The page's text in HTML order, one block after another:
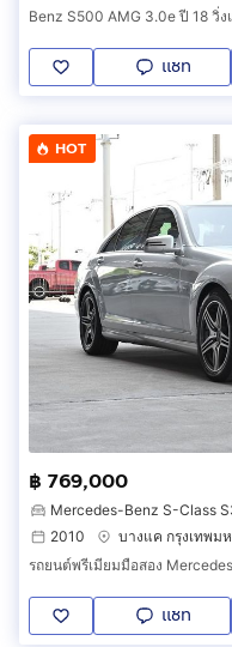
Benz S500 AMG 3.0e ปี 18 วิ่
แชท
HOT
฿ 769,000
Mercedes-Benz S-Class
2010
บางแค กรุงเทพม
แชท